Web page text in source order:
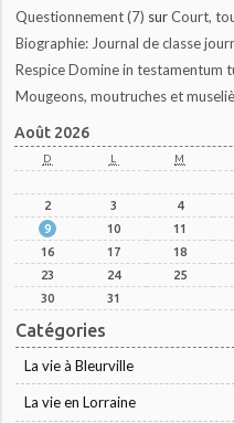
Questionnement (7) surCourt,
Biographie: Journal de classe
Respice Domine in testamentum
Mougeons, moutruches et
Août 2026
D L M
2
3 4
9
10 11
16
17 18
23
24 25
30
31
Catégories
La vie à Bleurville
La vie en Lorraine